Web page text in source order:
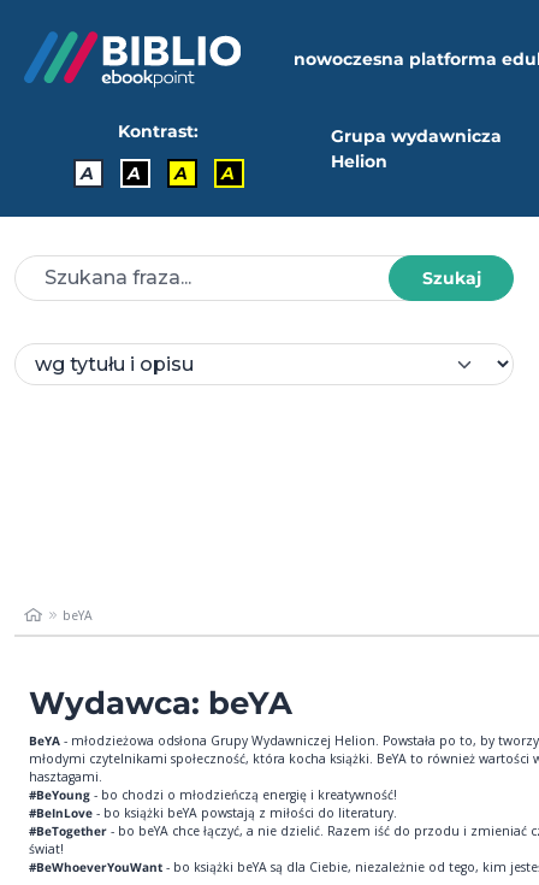
nowoczesna platforma
Kontrast:
A
A A A
Grupa wydawnicza
Helion
Szukaj
beYA
Wydawca: beYA
BeYA - młodzieżowa odsłona Grupy Wydawniczej Helion. Powstała po to, by
młodymi czytelnikami społeczność, która kocha książki. BeYA to również wartości
hasztagami.
#BeYoung - bo chodzi o młodzieńczą energię i kreatywność!
#BeInLove - bo książki beYA powstają z miłości do literatury.
#BeTogether - bo beYA chce łączyć, a nie dzielić. Razem iść do przodu i zmieniać
świat!
#BeWhoeverYouWant - bo książki beYA są dla Ciebie, niezależnie od tego, kim